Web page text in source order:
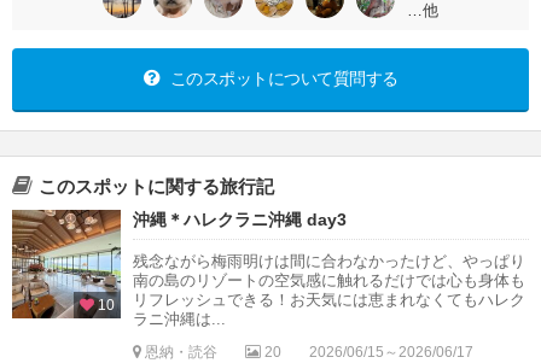
…他
このスポットについて質問する
このスポットに関する旅行記
10
沖縄＊ハレクラニ沖縄 day3
残念ながら梅雨明けは間に合わなかったけど、やっぱり
南の島のリゾートの空気感に触れるだけでは心も身体も
リフレッシュできる！お天気には恵まれなくてもハレク
ラニ沖縄は...
恩納・読谷 20
2026/06/15～2026/06/17